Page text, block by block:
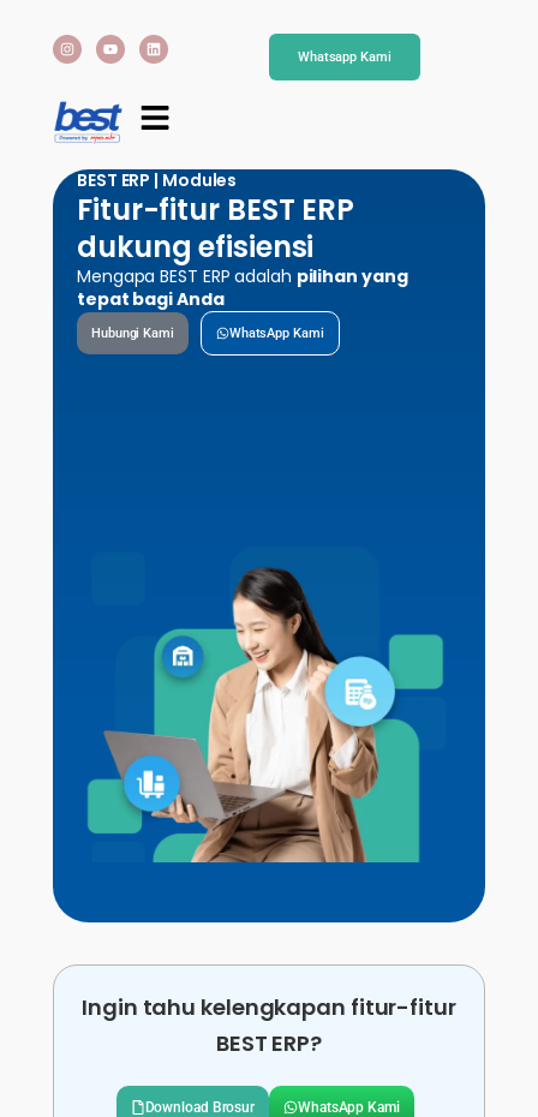
Whatsapp Kami
BEST ERP | Modules
Fitur-fitur BEST ERP
dukung efisiensi
Mengapa BEST ERP adalah pilihan yang
tepat bagi Anda
Hubungi Kami WhatsApp Kami
Ingin tahu kelengkapan fitur-fitur
BEST ERP?
Download Brosur WhatsApp Kami